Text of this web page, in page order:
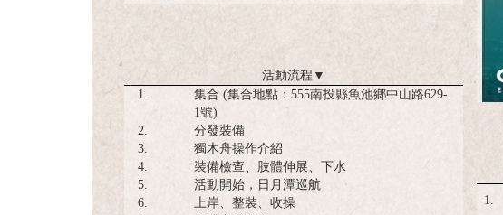
活動流程 ▼
1.
集合 (集合地點：555南投縣魚池鄉中山路629-
1號)
2.
分發裝備
3.
獨木舟操作介紹
4.
裝備檢查、肢體伸展、下水
5.
活動開始，日月潭巡航
6.
上岸、整裝、收操
1.